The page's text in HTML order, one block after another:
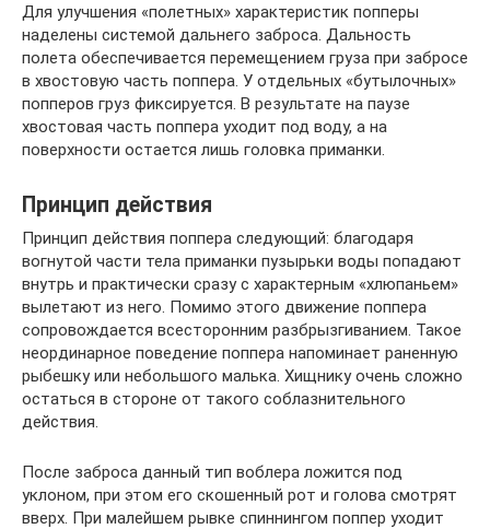
Для улучшения «полетных» характеристик попперы
наделены системой дальнего заброса. Дальность
полета обеспечивается перемещением груза при забросе
в хвостовую часть поппера. У отдельных «бутылочных»
попперов груз фиксируется. В результате на паузе
хвостовая часть поппера уходит под воду, а на
поверхности остается лишь головка приманки.
Принцип действия
Принцип действия поппера следующий: благодаря
вогнутой части тела приманки пузырьки воды попадают
внутрь и практически сразу с характерным «хлюпаньем»
вылетают из него. Помимо этого движение поппера
сопровождается всесторонним разбрызгиванием. Такое
неординарное поведение поппера напоминает раненную
рыбешку или небольшого малька. Хищнику очень сложно
остаться в стороне от такого соблазнительного
действия.
После заброса данный тип воблера ложится под
уклоном, при этом его скошенный рот и голова смотрят
вверх. При малейшем рывке спиннингом поппер уходит